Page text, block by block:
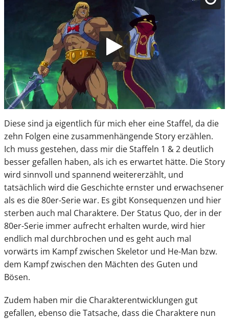
Diese sind ja eigentlich für mich eher eine Staffel, da die
zehn Folgen eine zusammenhängende Story erzählen.
Ich muss gestehen, dass mir die Staffeln 1 & 2 deutlich
besser gefallen haben, als ich es erwartet hätte. Die Story
wird sinnvoll und spannend weitererzählt, und
tatsächlich wird die Geschichte ernster und erwachsener
als es die 80er-Serie war. Es gibt Konsequenzen und hier
sterben auch mal Charaktere. Der Status Quo, der in der
80er-Serie immer aufrecht erhalten wurde, wird hier
endlich mal durchbrochen und es geht auch mal
vorwärts im Kampf zwischen Skeletor und He-Man bzw.
dem Kampf zwischen den Mächten des Guten und
Bösen.
Zudem haben mir die Charakterentwicklungen gut
gefallen, ebenso die Tatsache, dass die Charaktere nun